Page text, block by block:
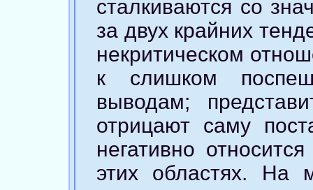
сталкиваются со
за двух крайних
некритическом
к слишком
выводам;
отрицают саму
негативно
этих областях. На